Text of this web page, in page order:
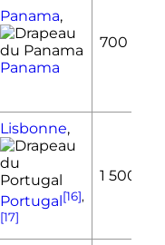
Panama,
Panama
700 000
Lisbonne,
Portugal [16],
[17]
1 500